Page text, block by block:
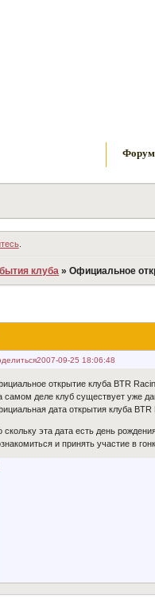
Форум
.
клуба »Официальное
2007-09-25 18:06:48
открытие клуба BTR
самом деле клуб существует уже
дата открытия клуба BTR
скольку эта дата есть день
и принять участие в